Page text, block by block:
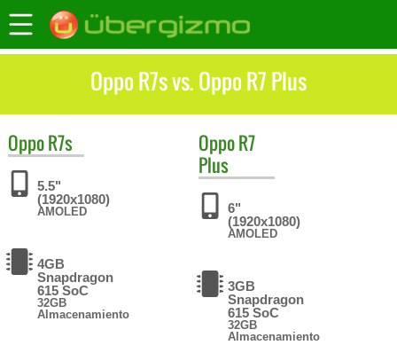
Oppo R7s vs. Oppo R7 Plus
OppoR7s
5.5"
(1920x1080)
AMOLED
4GB
Snapdragon
615 SoC
32GB
Almacenamiento
OppoR7
Plus
6"
(1920x1080)
AMOLED
3GB
Snapdragon
615 SoC
32GB
Almacenamiento